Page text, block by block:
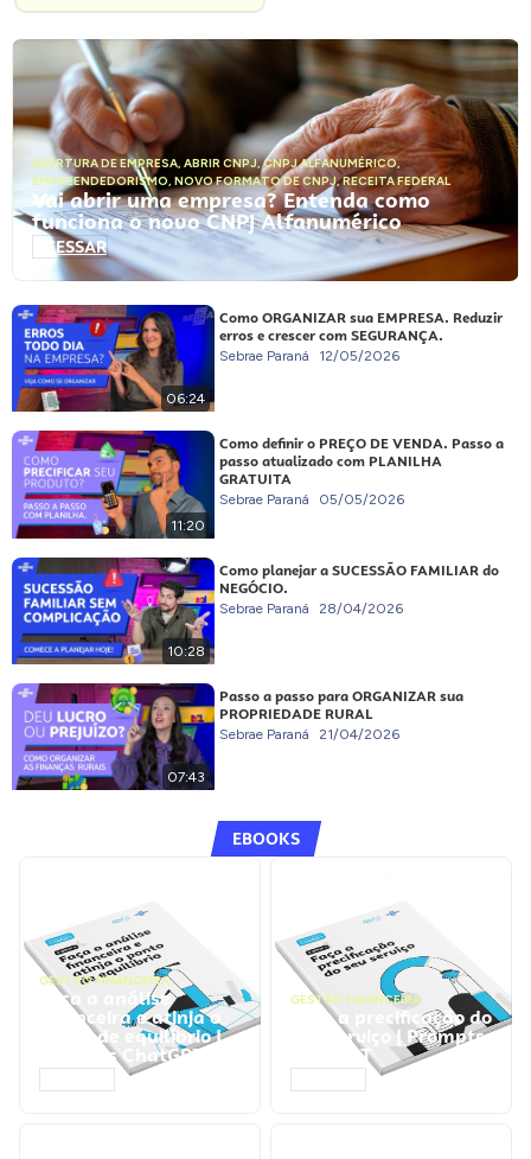
ABERTURA DE EMPRESA, ABRIR CNPJ,CNPJ ALFANUMÉRICO,
EMPREENDEDORISMO, NOVO FORMATO DE CNPJ,RECEITA FEDERAL
Vai abrir uma empresa? Entenda como
funciona o novo CNPJ Alfanumérico
ACESSAR
06:24
Como ORGANIZAR sua EMPRESA. Reduzir
erros e crescer com SEGURANÇA.
Sebrae Paraná 12/05/2026
11:20
Como definir o PREÇO DE VENDA. Passo a
passo atualizado com PLANILHA
GRATUITA
Sebrae Paraná 05/05/2026
10:28
Como planejar a SUCESSÃO FAMILIAR do
NEGÓCIO.
Sebrae Paraná 28/04/2026
07:43
Passo a passo para ORGANIZAR sua
PROPRIEDADE RURAL
Sebrae Paraná 21/04/2026
EBOOKS
GESTÃO FINANCEIRA
Faça a análise
financeira e atinja o
ponto de equilíbrio |
Prompts ChatGPT
GESTÃO FINANCEIRA
Faça a precificação do
seu serviço | Prompts
ChatGPT